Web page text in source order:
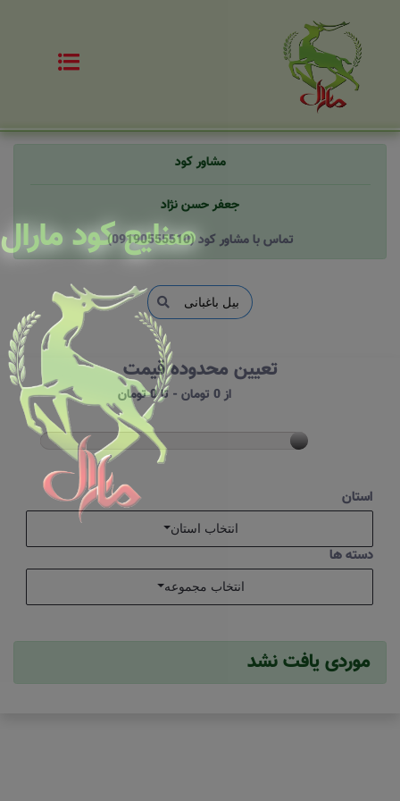
مشاور کود
جعفر حسن نژاد
(09190555510) تماس با مشاور کود
تعیین محدوده قیمت
از 0 تومان - تا 0 تومان
استان
انتخاب استان
دسته ها
انتخاب مجموعه
موردی یافت نشد
صنایع کود مارال